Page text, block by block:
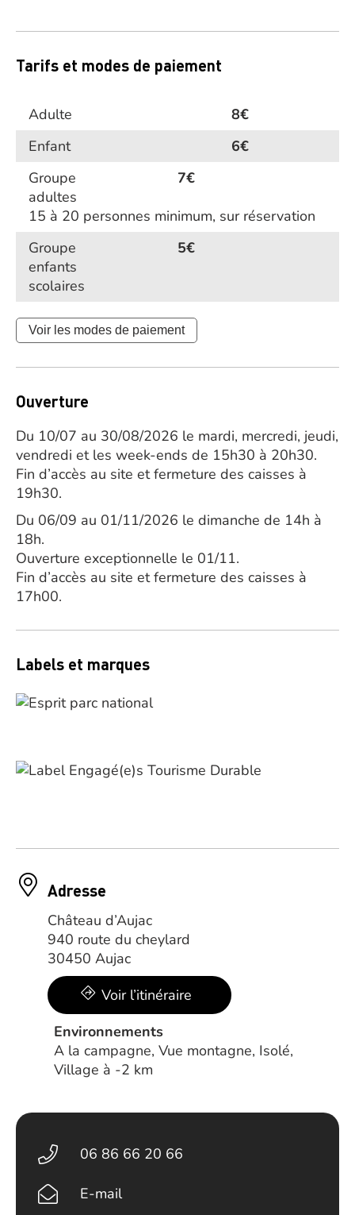
Tarifs et modes de paiement
Adulte
8€
Enfant
6€
Groupe
adultes
7€
15 à 20 personnes minimum, sur réservation
Groupe
enfants
5€
scolaires
Voir les modes de paiement
Ouverture
Du 10/07 au 30/08/2026 le mardi, mercredi, jeudi,
vendredi et les week-ends de 15h30 à 20h30.
Fin d’accès au site et fermeture des caisses à
19h30.
Du 06/09 au 01/11/2026 le dimanche de 14h à
18h.
Ouverture exceptionnelle le 01/11.
Fin d’accès au site et fermeture des caisses à
17h00.
Labels et marques
Adresse
Château d’Aujac
940 route du cheylard
30450 Aujac
Voir l’itinéraire
Environnements
A la campagne, Vue montagne, Isolé,
Village à -2 km
06 86 66 20 66
E-mail